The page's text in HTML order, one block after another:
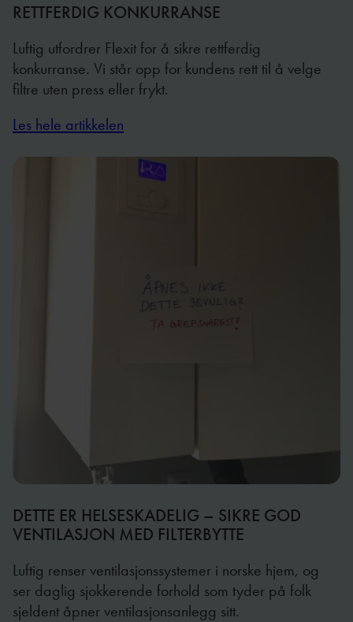
RETTFERDIG KONKURRANSE
Luftig utfordrer Flexit for å sikre rettferdig
konkurranse. Vi står opp for kundens rett til å velge
filtre uten press eller frykt.
Les hele artikkelen
DETTE ER HELSESKADELIG – SIKRE GOD
VENTILASJON MED FILTERBYTTE
Luftig renser ventilasjonssystemer i norske hjem, og
ser daglig sjokkerende forhold som tyder på folk
sjeldent åpner ventilasjonsanlegg sitt.